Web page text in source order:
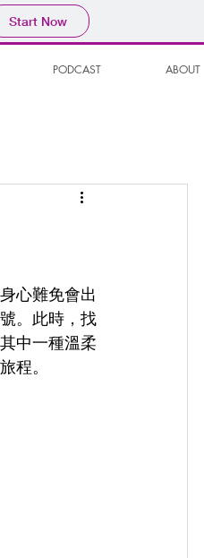
Start Now
PODCAST ABOUT
心難免會出
。此時，找
中一種溫柔
程。